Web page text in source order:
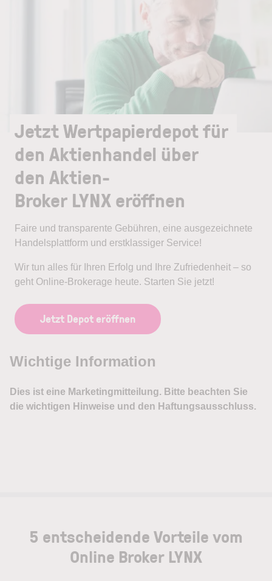
Jetzt Wertpapierdepot für
den Aktienhandel über
den Aktien-
Broker LYNX eröffnen
Faire und transparente Gebühren, eine ausgezeichnete
Handelsplattform und erstklassiger Service!
Wir tun alles für Ihren Erfolg und Ihre Zufriedenheit – so
geht Online-Brokerage heute. Starten Sie jetzt!
Jetzt Depot eröffnen
5 entscheidende Vorteile vom
Online Broker LYNX